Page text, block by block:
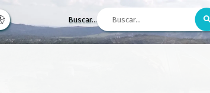
Buscar...